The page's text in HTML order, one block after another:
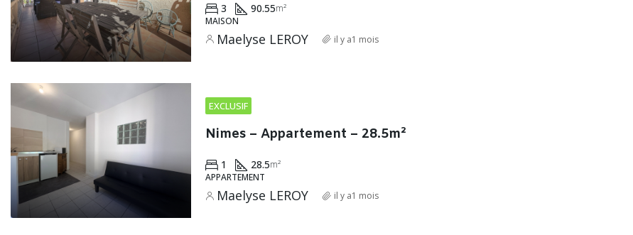
3 90.55m²
MAISON
Maelyse LEROY il y a1 mois
EXCLUSIF
Nimes – Appartement – 28.5m²
1 28.5m²
APPARTEMENT
Maelyse LEROY il y a1 mois